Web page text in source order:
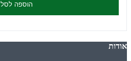
הוספה לסל
אודות